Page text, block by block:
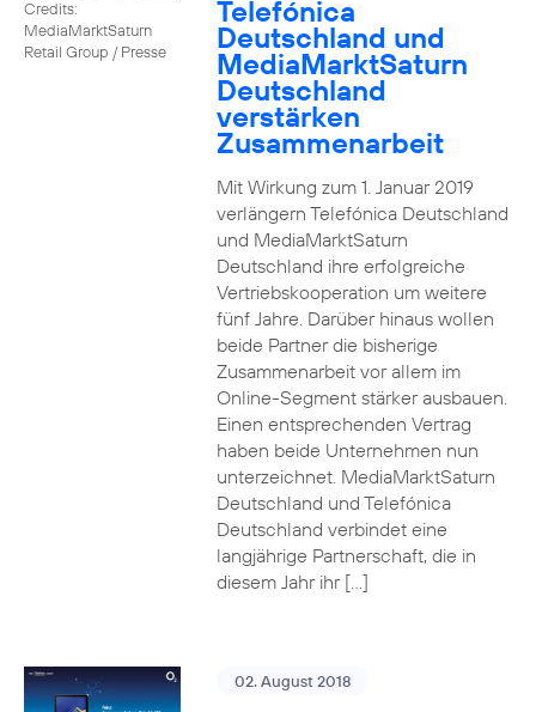
Credits:
MediaMarktSaturn
Retail Group / Presse
Telefónica
Deutschland und
MediaMarktSaturn
Deutschland
verstärken
Zusammenarbeit
Mit Wirkung zum 1. Januar 2019
verlängern Telefónica Deutschland
und MediaMarktSaturn
Deutschland ihre erfolgreiche
Vertriebskooperation um weitere
fünf Jahre. Darüber hinaus wollen
beide Partner die bisherige
Zusammenarbeit vor allem im
Online-Segment stärker ausbauen.
Einen entsprechenden Vertrag
haben beide Unternehmen nun
unterzeichnet. MediaMarktSaturn
Deutschland und Telefónica
Deutschland verbindet eine
langjährige Partnerschaft, die in
diesem Jahr ihr […]
02. August 2018